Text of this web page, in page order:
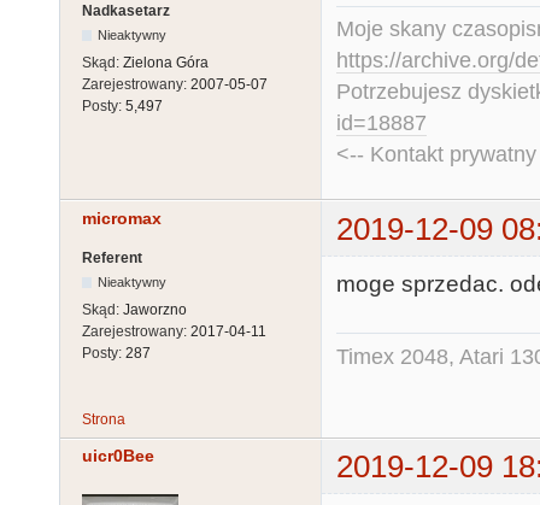
Nadkasetarz
Nieaktywny
Skąd: Zielona Góra
Zarejestrowany: 2007-05-07
Posty: 5,497
Moje skany
https://archive.org/
Potrzebujesz
id=18887
<-- Kontakt
micromax 2019-12-09
Referent
Nieaktywny
Skąd: Jaworzno
Zarejestrowany: 2017-04-11
Posty: 287
moge sprzedac.
Timex 2048, Atari
Strona
uicr0Bee 2019-12-09